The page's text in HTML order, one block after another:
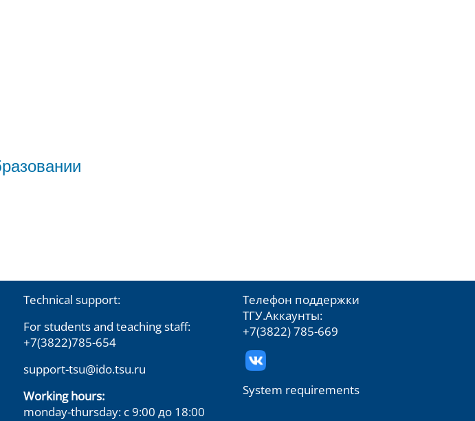
Technical support:
For students and teaching staff:
+7(3822)785-654
support-tsu@ido.tsu.ru
Working hours:
monday-thursday: с 9:00 до 18:00
Телефон поддержки
ТГУ.Аккаунты:
+7(3822) 785-669
System requirements